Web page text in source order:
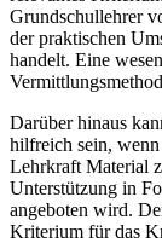
Grundschullehrer
der praktischen
handelt. Eine
Darüber hinaus
hilfreich sein,
Lehrkraft Material
Unterstützung in
angeboten wird.
Kriterium für das